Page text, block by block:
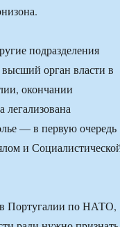
подразделения
орган власти в
окончании
— в первую очередь
и
Португалии по НАТО,